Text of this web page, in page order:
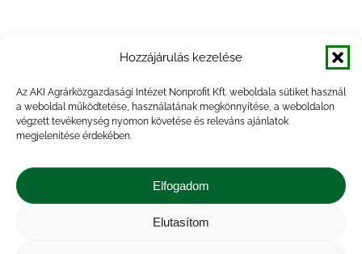
Hozzájárulás kezelése
Az AKI Agrárközgazdasági Intézet Nonprofit Kft. weboldala sütiket használ
a weboldal működtetése, használatának megkönnyítése, a weboldalon
végzett tevékenység nyomon követése és releváns ajánlatok
megjelenítése érdekében.
Elfogadom
Elutasítom